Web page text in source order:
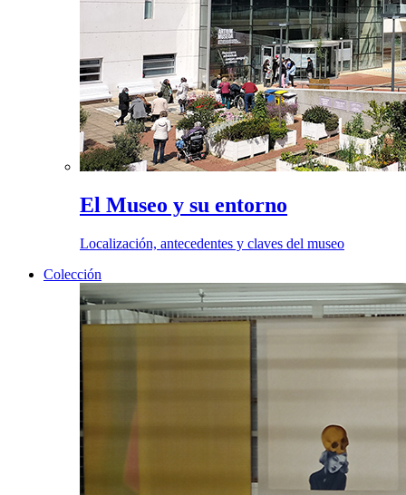
El Museo y su entorno
Localización, antecedentes y claves del museo
Colección